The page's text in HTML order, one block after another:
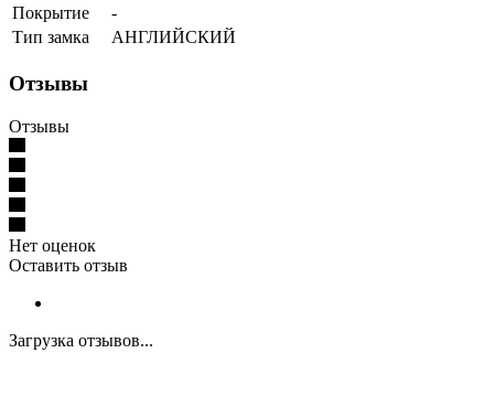
Покрытие
-
Тип замка
АНГЛИЙСКИЙ
Отзывы
Отзывы
Нет оценок
Оставить отзыв
Загрузка отзывов...